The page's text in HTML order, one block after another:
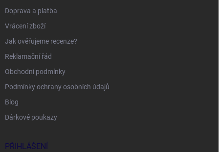
Doprava a platba
Vrácení zboží
Jak ověřujeme recenze?
Reklamační řád
Obchodní podmínky
Podmínky ochrany osobních údajů
Blog
Dárkové poukazy
PŘIHLÁŠENÍ